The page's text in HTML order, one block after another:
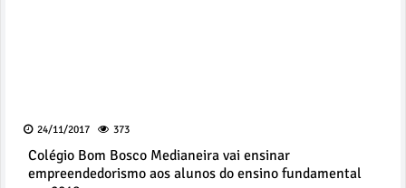
24/11/2017 373
Colégio Bom Bosco Medianeira vai ensinar
empreendedorismo aos alunos do ensino fundamental